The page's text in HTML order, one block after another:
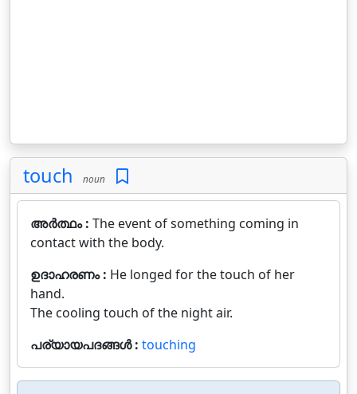
touch noun
അർത്ഥം : The event of something coming in
contact with the body.
ഉദാഹരണം : He longed for the touch of her
hand.
The cooling touch of the night air.
പര്യായപദങ്ങൾ : touching